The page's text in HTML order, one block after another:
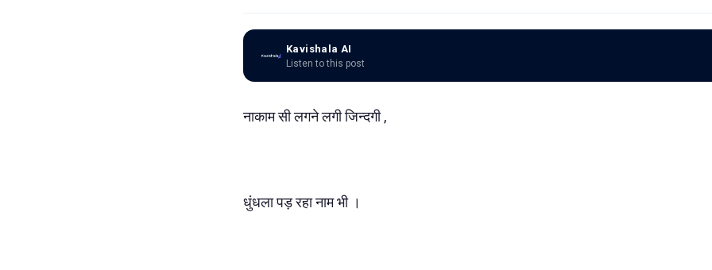
Kavishala AI
Listen to this post
नाकाम सी लगने लगी जिन्दगी ,
धुंधला पड़ रहा नाम भी ।